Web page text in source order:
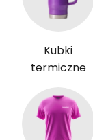
Kubki
termiczne